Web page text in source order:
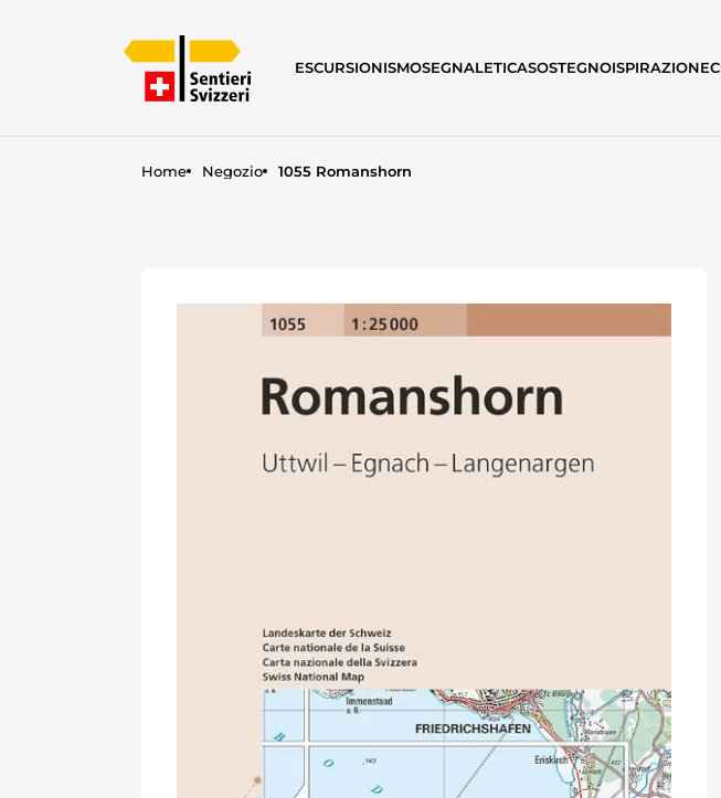
ESCURSIONISMOSEGNALETICASOSTEGNOISPIRAZIONE
Home Negozio 1055 Romanshorn